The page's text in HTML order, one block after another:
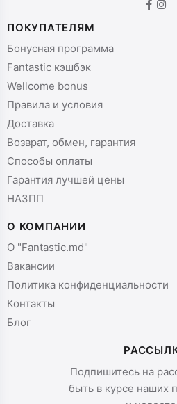
ПОКУПАТЕЛЯМ
Бонусная программа
Fantastic кэшбэк
Wellcome bonus
Правила и условия
Доставка
Возврат, обмен, гарантия
Способы оплаты
Гарантия лучшей цены
НАЗПП
О КОМПАНИИ
О "Fantastic.md"
Вакансии
Политика конфиденциальности
Контакты
Блог
Подпишитесь на
быть в курсе наших